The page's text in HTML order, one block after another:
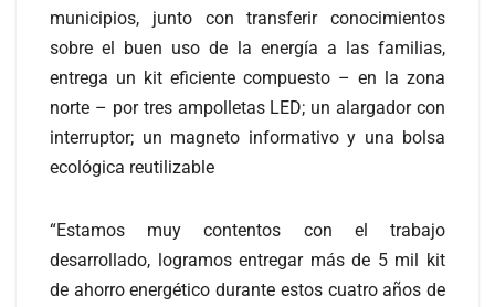
municipios, junto con transferir conocimientos
sobre el buen uso de la energía a las familias,
entrega un kit eficiente compuesto – en la zona
norte – por tres ampolletas LED; un alargador con
interruptor; un magneto informativo y una bolsa
ecológica reutilizable
“Estamos muy contentos con el trabajo
desarrollado, logramos entregar más de 5 mil kit
de ahorro energético durante estos cuatro años de